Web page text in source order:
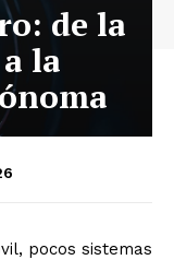
de la
la
pocos sistemas